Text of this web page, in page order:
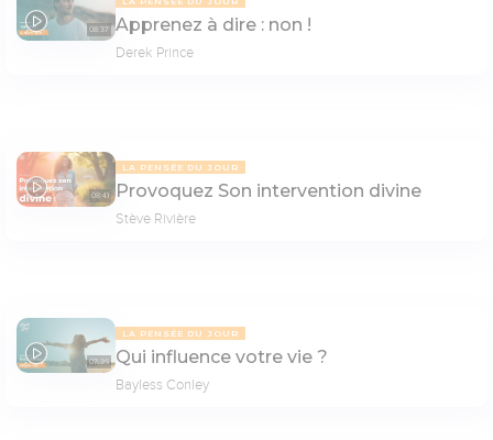
08:37 Apprenez à dire : non !
Derek Prince
08:41
LA PENSÉE DU JOUR
Provoquez Son intervention divine
Stève Rivière
07:36
LA PENSÉE DU JOUR
Qui influence votre vie ?
Bayless Conley